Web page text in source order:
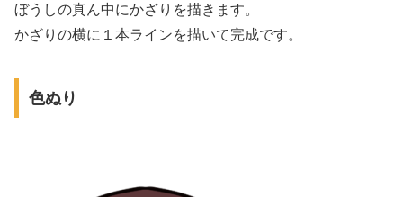
ぼうしの真ん中にかざりを描きます。
かざりの横に１本ラインを描いて完成です。
色ぬり